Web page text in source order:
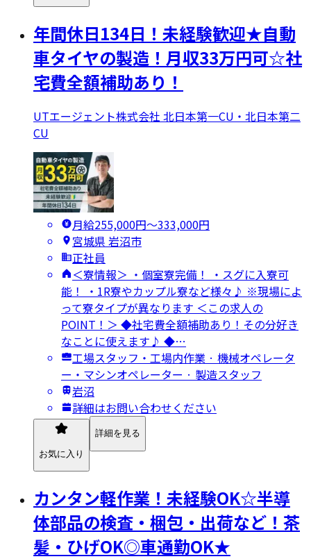
年間休日134日！未経験歓迎★自動
車タイヤの製造！月収33万円可☆社
宅費全額補助あり！
UTエージェント株式会社 北日本第一CU・北日本第二
CU
月給255,000円〜333,000円
宮城県 岩沼市
正社員
＜寮情報＞ ・個室寮完備！ ・スグに入寮可
能！ ・1R寮やカップル寮など様々♪ ※現場によ
って寮タイプが異なります ＜この求人の
POINT！＞ ◆社宅費全額補助あり！その分好き
なことに使えます♪ ◆…
工場スタッフ・工場内作業 · 機械オペレータ
ー・マシンオペレーター · 製造スタッフ
岩沼
詳細はお問い合わせください
お気に入り
詳細を見る
カンタン軽作業！未経験OK☆半導
体部品の検査・梱包・出荷など！茶
髪・ひげOK◎車通勤OK★